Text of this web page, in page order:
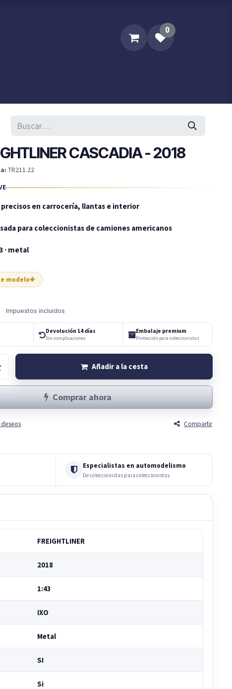
0
CASCADIA - 2018
TR211.22
precisos en carrocería, llantas e interior
para coleccionistas de camiones americanos
· metal
modelo
Impuestos incluidos
Devolución 14 días
Sin complicaciones
Embalaje premium
Protección para coleccionistas
Añadir a la cesta
Comprar ahora
Compartir
Especialistas en automodelismo
De coleccionistas para coleccionistas
FREIGHTLINER
2018
1:43
IXO
Metal
SI
Si